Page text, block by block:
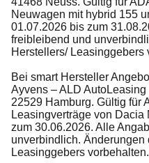
Neuwagen mit hybrid 155
01.07.2026 bis zum
freibleibend und
Herstellers/ Leasinggebers
Bei smart Hersteller
Ayvens – ALD
22529 Hamburg. Gültig für
Leasingverträge von
zum 30.06.2026. Alle
unverbindlich. Änderungen
Leasinggebers vorbehalten.